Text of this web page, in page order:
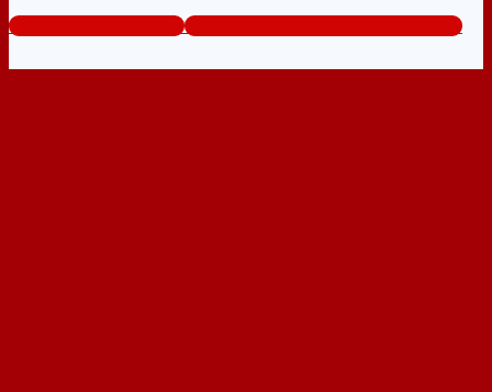
www.sieuthicuanhua.net Tổng đài tư vấn miễn phí: 0824.400.400